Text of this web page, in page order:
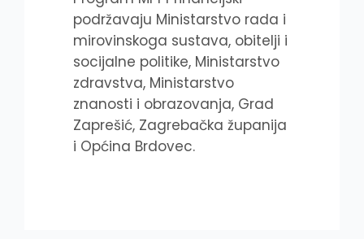
podržavaju Ministarstvo rada i
mirovinskoga sustava, obitelji i
socijalne politike, Ministarstvo
zdravstva, Ministarstvo
znanosti i obrazovanja, Grad
Zaprešić, Zagrebačka županija
i Općina Brdovec.